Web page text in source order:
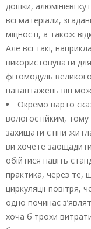
дошки, алюмінієві
всі матеріали,
міцності, а також
Але всі такі,
використовувати
фітомодуль
навантажень він
Окремо варто
вологостійким,
захищати стіни
ви хочете
обійтися навіть
практика, через те,
циркуляції повітря,
одно починає
хоча б трохи